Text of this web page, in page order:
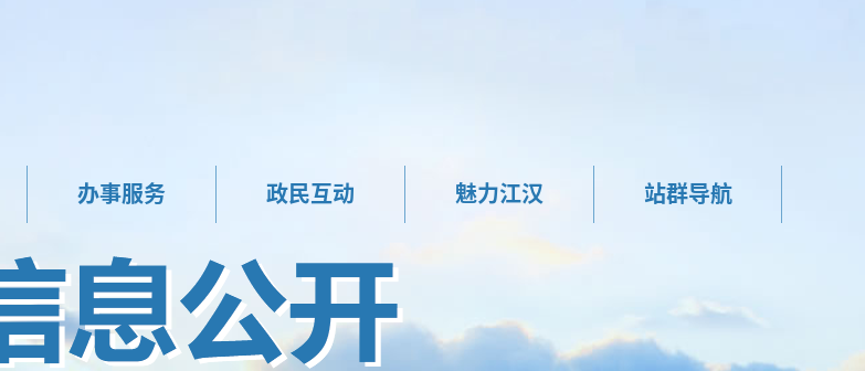
办事服务 政民互动 魅力江汉 站群导航